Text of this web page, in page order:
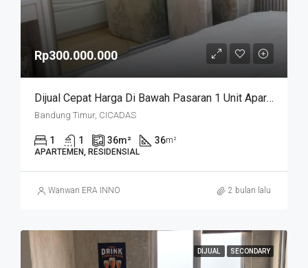
Rp300.000.000
Dijual Cepat Harga Di Bawah Pasaran 1 Unit Apartemen Cicadas Jln A Yani Bandung Kota
Bandung Timur, CICADAS
1 1 36m² 36m²
APARTEMEN, RESIDENSIAL
Wanwan ERA INNO 2 bulan lalu
DIJUAL SECONDARY